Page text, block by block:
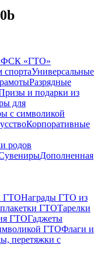
«ГТО»
спортаУниверсальные
Разрядные
и подарки из
для
с символикой
Корпоративные
родов
Дополненная
ГТОНаграды ГТО из
ГТОТарелки
ГТОГаджеты
ГТОФлаги и
перетяжки с